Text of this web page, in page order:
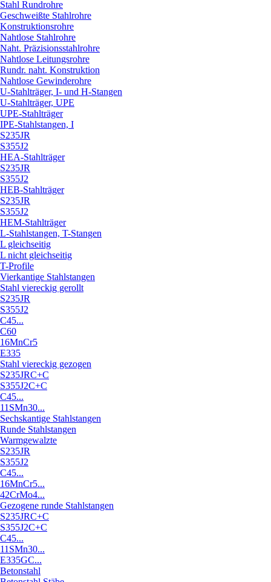
Stahl Rundrohre
Geschweißte Stahlrohre
Konstruktionsrohre
Nahtlose Stahlrohre
Naht. Präzisionsstahlrohre
Nahtlose Leitungsrohre
Rundr. naht. Konstruktion
Nahtlose Gewinderohre
U-Stahlträger, I- und H-Stangen
U-Stahlträger, UPE
UPE-Stahlträger
IPE-Stahlstangen, I
S235JR
S355J2
HEA-Stahlträger
S235JR
S355J2
HEB-Stahlträger
S235JR
S355J2
HEM-Stahlträger
L-Stahlstangen, T-Stangen
L gleichseitig
L nicht gleichseitig
T-Profile
Vierkantige Stahlstangen
Stahl viereckig gerollt
S235JR
S355J2
C45...
C60
16MnCr5
E335
Stahl viereckig gezogen
S235JRC+C
S355J2C+C
C45...
11SMn30...
Sechskantige Stahlstangen
Runde Stahlstangen
Warmgewalzte
S235JR
S355J2
C45...
16MnCr5...
42CrMo4...
Gezogene runde Stahlstangen
S235JRC+C
S355J2C+C
C45...
11SMn30...
E335GC...
Betonstahl